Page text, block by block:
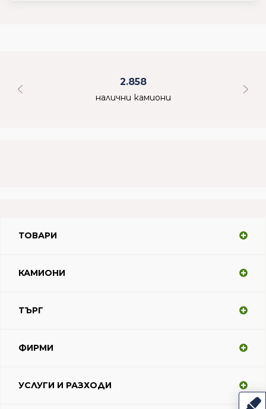
2.858
налични камиони
ТОВАРИ
КАМИОНИ
ТЪРГ
ФИРМИ
УСЛУГИ И РАЗХОДИ